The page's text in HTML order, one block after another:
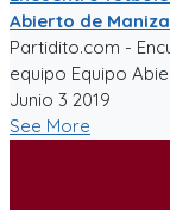
Abierto de
Partidito.com -
equipo Equipo
Junio 3 2019
See More